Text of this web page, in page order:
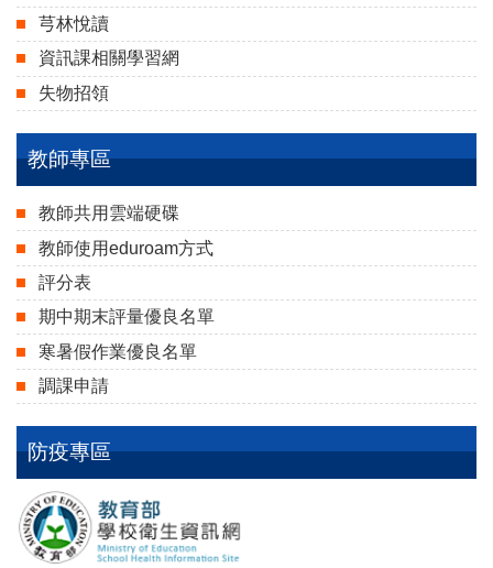
芎林悅讀
資訊課相關學習網
失物招領
教師專區
教師共用雲端硬碟
教師使用eduroam方式
評分表
期中期末評量優良名單
寒暑假作業優良名單
調課申請
防疫專區